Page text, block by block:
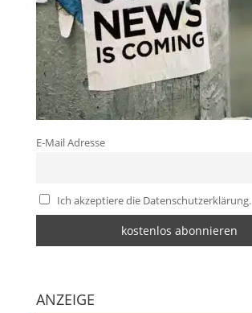
E-Mail Adresse
Ich akzeptiere die Datenschutzerklärung.
ANZEIGE